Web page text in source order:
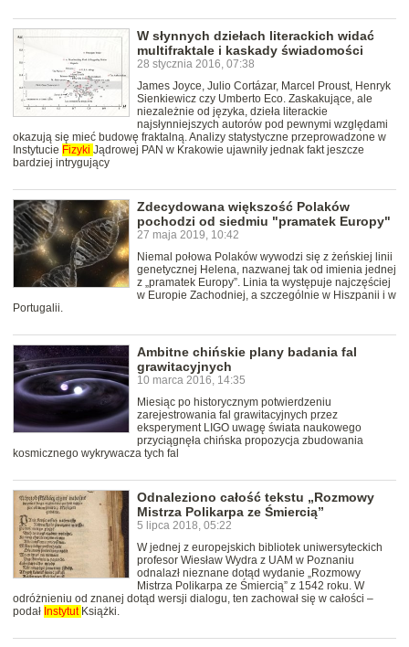
W słynnych dziełach literackich widać
multifraktale i kaskady świadomości
28 stycznia 2016, 07:38
James Joyce, Julio Cortázar, Marcel Proust, Henryk
Sienkiewicz czy Umberto Eco. Zaskakujące, ale
niezależnie od języka, dzieła literackie
najsłynniejszych autorów pod pewnymi względami
okazują się mieć budowę fraktalną. Analizy statystyczne przeprowadzone w
Instytucie Fizyki Jądrowej PAN w Krakowie ujawniły jednak fakt jeszcze
bardziej intrygujący
Zdecydowana większość Polaków
pochodzi od siedmiu "pramatek Europy"
27 maja 2019, 10:42
Niemal połowa Polaków wywodzi się z żeńskiej linii
genetycznej Helena, nazwanej tak od imienia jednej
z „pramatek Europy”. Linia ta występuje najczęściej
w Europie Zachodniej, a szczególnie w Hiszpanii i w
Portugalii.
Ambitne chińskie plany badania fal
grawitacyjnych
10 marca 2016, 14:35
Miesiąc po historycznym potwierdzeniu
zarejestrowania fal grawitacyjnych przez
eksperyment LIGO uwagę świata naukowego
przyciągnęła chińska propozycja zbudowania
kosmicznego wykrywacza tych fal
Odnaleziono całość tekstu „Rozmowy
Mistrza Polikarpa ze Śmiercią”
5 lipca 2018, 05:22
W jednej z europejskich bibliotek uniwersyteckich
profesor Wiesław Wydra z UAM w Poznaniu
odnalazł nieznane dotąd wydanie „Rozmowy
Mistrza Polikarpa ze Śmiercią” z 1542 roku. W
odróżnieniu od znanej dotąd wersji dialogu, ten zachował się w całości –
podał Instytut Książki.